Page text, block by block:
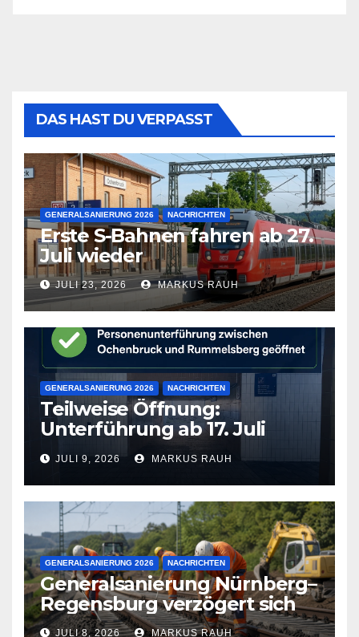
DAS HAST DU VERPASST
GENERALSANIERUNG 2026 NACHRICHTEN
Erste S-Bahnen fahren ab 27.
Juli wieder
JULI 23, 2026 MARKUS RAUH
GENERALSANIERUNG 2026 NACHRICHTEN
Teilweise Öffnung:
Unterführung ab 17. Juli
wieder frei
JULI 9, 2026 MARKUS RAUH
GENERALSANIERUNG 2026 NACHRICHTEN
Generalsanierung Nürnberg–
Regensburg verzögert sich
JULI 8, 2026 MARKUS RAUH